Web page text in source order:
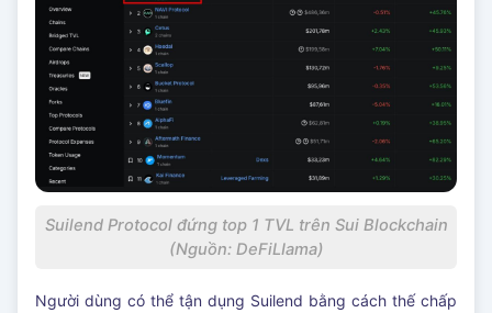
Suilend Protocol đứng top 1 TVL trên Sui Blockchain
(Nguồn: DeFiLIama)
Người dùng có thể tận dụng Suilend bằng cách thế chấp